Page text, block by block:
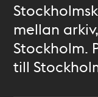
mellan
Stockholm.
till